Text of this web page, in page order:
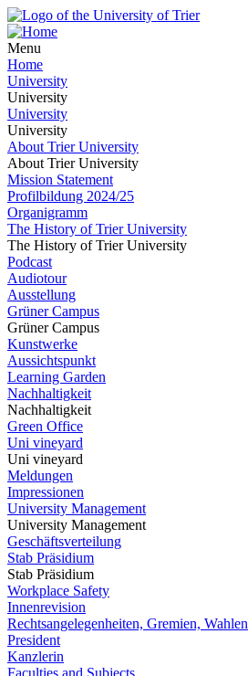
Menu
Home
University
University
University
University
About Trier University
About Trier University
Mission Statement
Profilbildung 2024/25
Organigramm
The History of Trier University
The History of Trier University
Podcast
Audiotour
Ausstellung
Grüner Campus
Grüner Campus
Kunstwerke
Aussichtspunkt
Learning Garden
Nachhaltigkeit
Nachhaltigkeit
Green Office
Uni vineyard
Uni vineyard
Meldungen
Impressionen
University Management
University Management
Geschäftsverteilung
Stab Präsidium
Stab Präsidium
Workplace Safety
Innenrevision
Rechtsangelegenheiten, Gremien, Wahlen
President
Kanzlerin
Faculties and Subjects